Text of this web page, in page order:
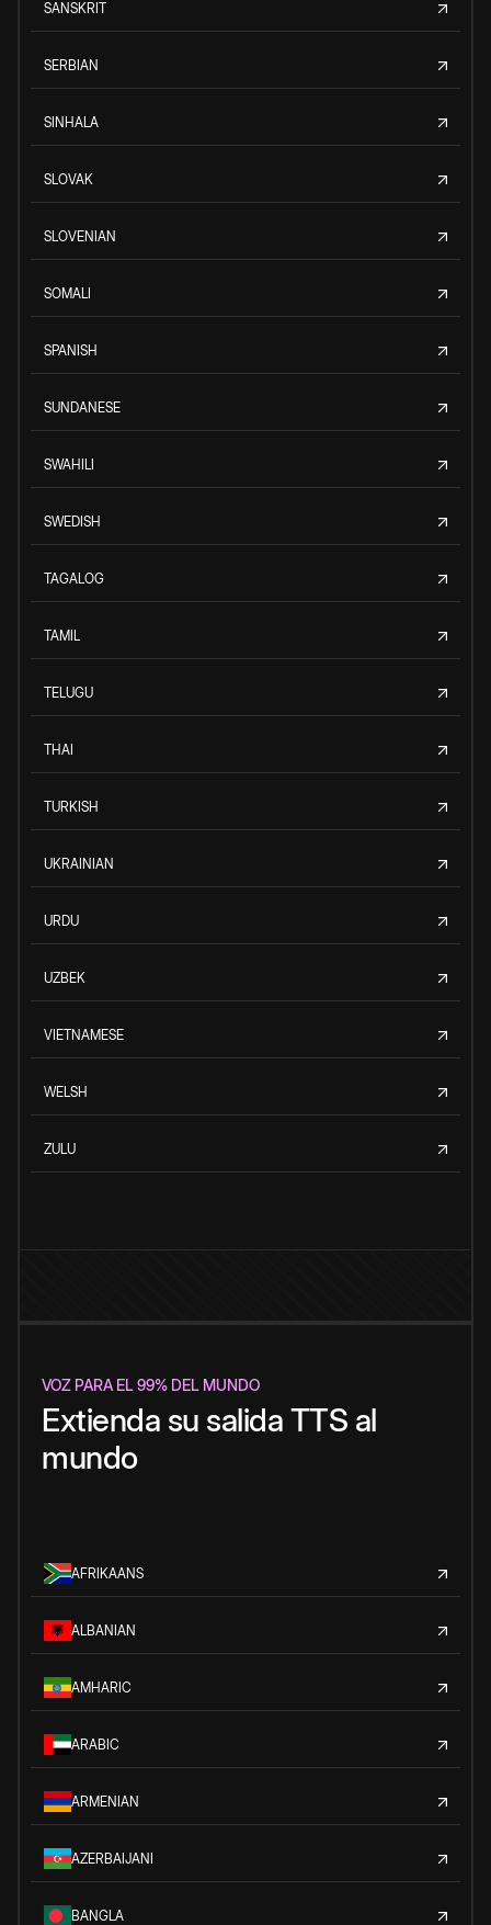
SANSKRIT
SERBIAN
SINHALA
SLOVAK
SLOVENIAN
SOMALI
SPANISH
SUNDANESE
SWAHILI
SWEDISH
TAGALOG
TAMIL
TELUGU
THAI
TURKISH
UKRAINIAN
URDU
UZBEK
VIETNAMESE
WELSH
ZULU
VOZ PARA EL 99% DEL MUNDO
Extienda su salida TTS al
mundo
AFRIKAANS
ALBANIAN
AMHARIC
ARABIC
ARMENIAN
AZERBAIJANI
BANGLA